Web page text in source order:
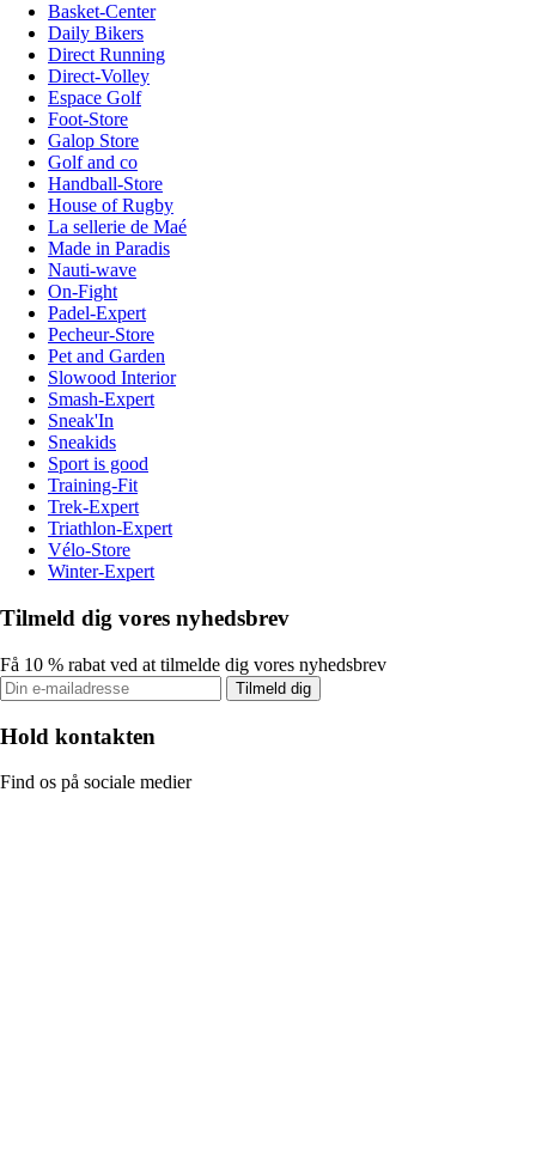
Basket-Center
Daily Bikers
Direct Running
Direct-Volley
Espace Golf
Foot-Store
Galop Store
Golf and co
Handball-Store
House of Rugby
La sellerie de Maé
Made in Paradis
Nauti-wave
On-Fight
Padel-Expert
Pecheur-Store
Pet and Garden
Slowood Interior
Smash-Expert
Sneak'In
Sneakids
Sport is good
Training-Fit
Trek-Expert
Triathlon-Expert
Vélo-Store
Winter-Expert
Tilmeld dig vores nyhedsbrev
Få 10 % rabat ved at tilmelde dig vores nyhedsbrev
Tilmeld dig
Hold kontakten
Find os på sociale medier